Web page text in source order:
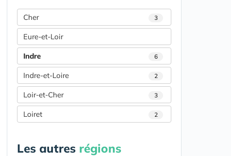
Cher 3
Eure-et-Loir
Indre 6
Indre-et-Loire 2
Loir-et-Cher 3
Loiret 2
Les autres régions